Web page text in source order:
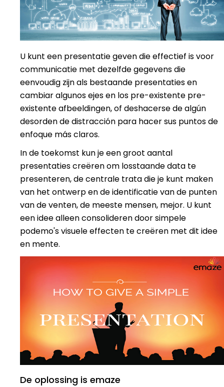
U kunt een presentatie geven die effectief is voor
communicatie met dezelfde gegevens die
eenvoudig zijn als bestaande presentaties en
cambiar algunos ejes en los pre-existente pre-
existente afbeeldingen, of deshacerse de algún
desorden de distracción para hacer sus puntos de
enfoque más claros.
In de toekomst kun je een groot aantal
presentaties creëren om losstaande data te
presenteren, de centrale trata die je kunt maken
van het ontwerp en de identificatie van de punten
van de venten, de meeste mensen, mejor. U kunt
een idee alleen consolideren door simpele
podemo's visuele effecten te creëren met dit idee
en mente.
De oplossing is emaze